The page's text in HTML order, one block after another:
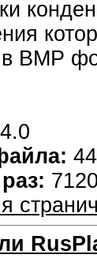
в BMP
4.0